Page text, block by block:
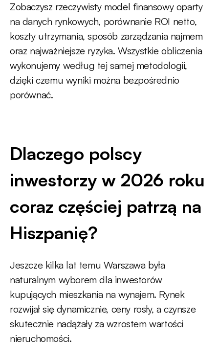
Zobaczysz rzeczywisty model finansowy oparty
na danych rynkowych, porównanie ROI netto,
koszty utrzymania, sposób zarządzania najmem
oraz najważniejsze ryzyka. Wszystkie obliczenia
wykonujemy według tej samej metodologii,
dzięki czemu wyniki można bezpośrednio
porównać.
Dlaczego polscy
inwestorzy w 2026 roku
coraz częściej patrzą na
Hiszpanię?
Jeszcze kilka lat temu Warszawa była
naturalnym wyborem dla inwestorów
kupujących mieszkania na wynajem. Rynek
rozwijał się dynamicznie, ceny rosły, a czynsze
skutecznie nadążały za wzrostem wartości
nieruchomości.